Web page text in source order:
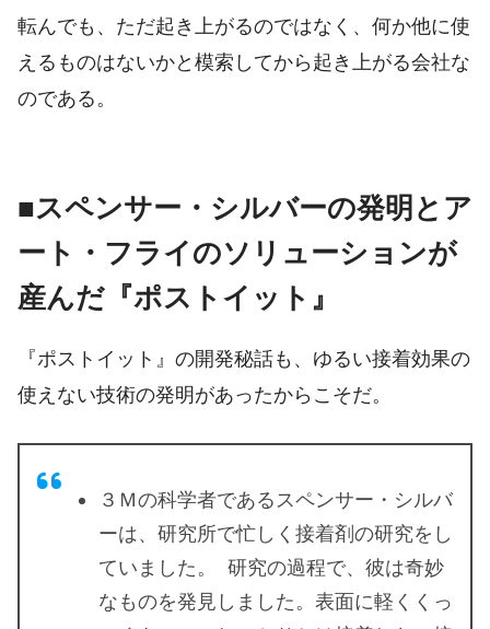
転んでも、ただ起き上がるのではなく、何か他に使
えるものはないかと模索してから起き上がる会社な
のである。
■スペンサー・シルバーの発明とア
ート・フライのソリューションが
産んだ『ポストイット』
『ポストイット』の開発秘話も、ゆるい接着効果の
使えない技術の発明があったからこそだ。
３Ｍの科学者であるスペンサー・シルバ
ーは、研究所で忙しく接着剤の研究をし
ていました。 ​ 研究の過程で、彼は奇妙
なものを発見しました。表面に軽くくっ